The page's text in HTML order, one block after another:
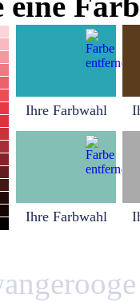
Ihre Farbwahl
Ihre Farbwahl